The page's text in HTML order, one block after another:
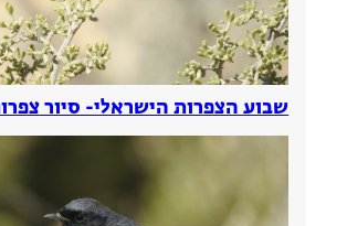
שבוע הצפרות הישראלי- סיור